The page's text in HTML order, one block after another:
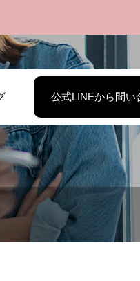
公式LINEから問い